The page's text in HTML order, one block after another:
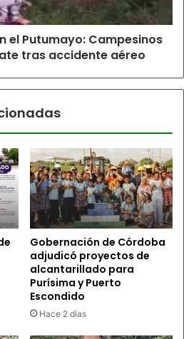
el Putumayo: Campesinos
tras accidente aéreo
Gobernación de Córdoba
adjudicó proyectos de
alcantarillado para
Purísima y Puerto
Escondido
Hace 2 días